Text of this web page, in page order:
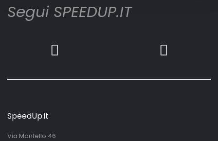
Segui SPEEDUP.IT
SpeedUp.it
Via Montello 46